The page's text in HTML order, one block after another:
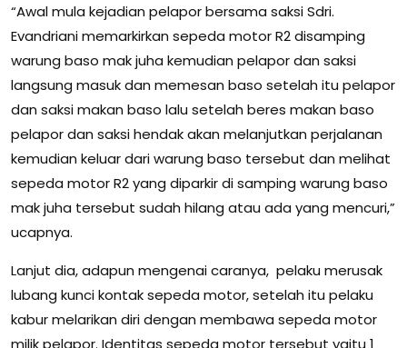
“Awal mula kejadian pelapor bersama saksi Sdri.
Evandriani memarkirkan sepeda motor R2 disamping
warung baso mak juha kemudian pelapor dan saksi
langsung masuk dan memesan baso setelah itu pelapor
dan saksi makan baso lalu setelah beres makan baso
pelapor dan saksi hendak akan melanjutkan perjalanan
kemudian keluar dari warung baso tersebut dan melihat
sepeda motor R2 yang diparkir di samping warung baso
mak juha tersebut sudah hilang atau ada yang mencuri,”
ucapnya.
Lanjut dia, adapun mengenai caranya, pelaku merusak
lubang kunci kontak sepeda motor, setelah itu pelaku
kabur melarikan diri dengan membawa sepeda motor
milik pelapor. Identitas sepeda motor tersebut yaitu 1